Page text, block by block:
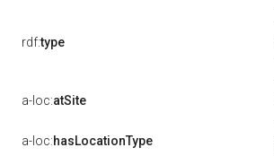
rdf:type
a-loc:atSite
a-loc:hasLocationType